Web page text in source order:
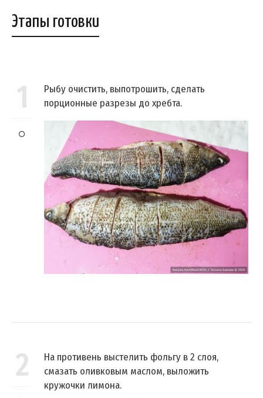
Этапы готовки
1
Рыбу очистить, выпотрошить, сделать
порционные разрезы до хребта.
2
На противень выстелить фольгу в 2 слоя,
смазать оливковым маслом, выложить
кружочки лимона.